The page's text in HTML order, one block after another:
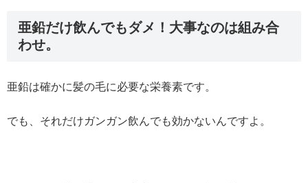
亜鉛だけ飲んでもダメ！大事なのは組み合
わせ。
亜鉛は確かに髪の毛に必要な栄養素です。
でも、それだけガンガン飲んでも効かないんですよ。